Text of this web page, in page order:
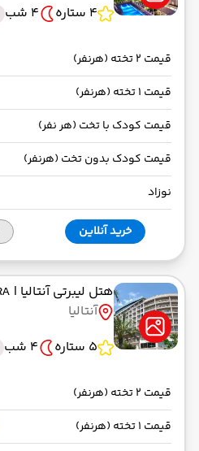
4 ستاره
4 شب
قیمت 2 تخته (هرنفر)
قیمت 1 تخته (هرنفر)
قیمت کودک با تخت (هر نفر)
قیمت کودک بدون تخت (هرنفر)
نوزاد
خرید آنلاین
هتل لیبرتی آنتالیا | LIBERTY LARA
آنتالیا
5 ستاره
4 شب
قیمت 2 تخته (هرنفر)
قیمت 1 تخته (هرنفر)